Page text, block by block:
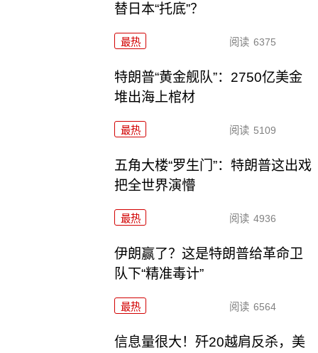
替日本“托底”？
最热 阅读 6375
特朗普“黄金舰队”：2750亿美金
堆出海上棺材
最热 阅读 5109
五角大楼“罗生门”：特朗普这出戏
把全世界演懵
最热 阅读 4936
伊朗赢了？这是特朗普给革命卫
队下“精准毒计”
最热 阅读 6564
信息量很大！歼20越肩反杀，美